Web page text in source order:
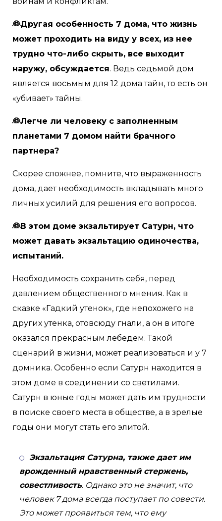
👰Другая особенность 7 дома, что жизнь
может проходить на виду у всех, из нее
трудно что-либо скрыть, все выходит
наружу, обсуждается. Ведь седьмой дом
является восьмым для 12 дома тайн, то есть он
«убивает» тайны.
👰Легче ли человеку с заполненным
планетами 7 домом найти брачного
партнера?
Скорее сложнее, помните, что выраженность
дома, дает необходимость вкладывать много
личных усилий для решения его вопросов.
👰В этом доме экзальтирует Сатурн, что
может давать экзальтацию одиночества,
испытаний.
Необходимость сохранить себя, перед
давлением общественного мнения. Как в
сказке «Гадкий утенок», где непохожего на
других утенка, отовсюду гнали, а он в итоге
оказался прекрасным лебедем. Такой
сценарий в жизни, может реализоваться и у 7
домника. Особенно если Сатурн находится в
этом доме в соединении со светилами.
Сатурн в юные годы может дать им трудности
в поиске своего места в обществе, а в зрелые
годы они могут стать его элитой.
Экзальтация Сатурна, также дает им
врожденный нравственный стержень,
совестливость. Однако это не значит, что
человек 7 дома всегда поступает по совести.
Это может проявиться тем, что ему